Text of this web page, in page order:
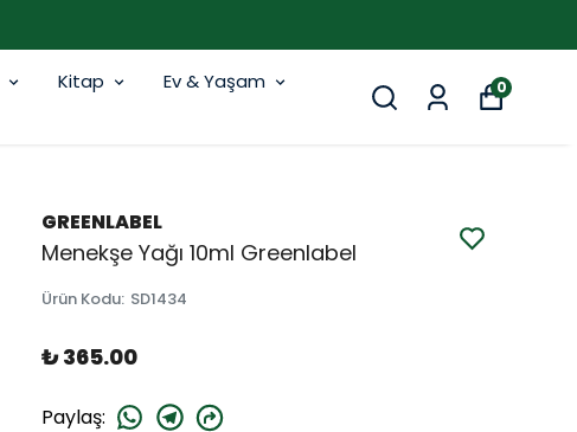
Kitap
Ev & Yaşam
0
GREENLABEL
Menekşe Yağı 10ml Greenlabel
Ürün Kodu: SD1434
₺ 365.00
Paylaş: